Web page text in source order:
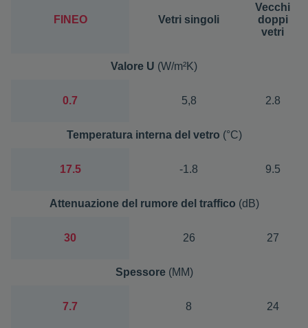
FINEO Vetri singoli
Vecchi
doppi
vetri
Valore U (W/m²K)
0.7 5,8 2.8
Temperatura interna del vetro (°C)
17.5 -1.8 9.5
Attenuazione del rumore del traffico (dB)
30 26 27
Spessore (MM)
7.7 8 24